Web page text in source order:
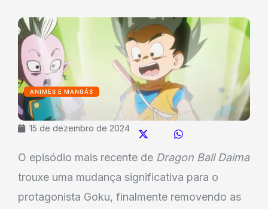
15 de dezembro de 2024
ANIMES E MANGÁS
O episódio mais recente de Dragon Ball Daima
trouxe uma mudança significativa para o
protagonista Goku, finalmente removendo as